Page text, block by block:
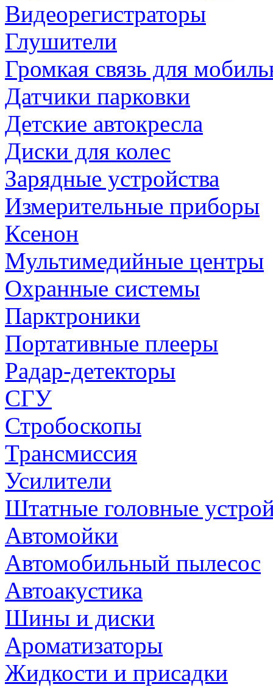
Видеорегистраторы
Глушители
Громкая связь для
Датчики парковки
Детские автокресла
Диски для колес
Зарядные устройства
Измерительные приборы
Ксенон
Мультимедийные центры
Охранные системы
Парктроники
Портативные плееры
Радар-детекторы
СГУ
Стробоскопы
Трансмиссия
Усилители
Штатные головные
Автомойки
Автомобильный пылесос
Автоакустика
Шины и диски
Ароматизаторы
Жидкости и присадки